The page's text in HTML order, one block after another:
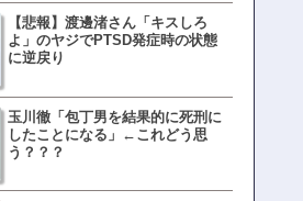
【悲報】渡邊渚さん「キスしろ
よ」のヤジでPTSD発症時の状態
に逆戻り
玉川徹「包丁男を結果的に死刑に
したことになる」←これどう思
う？？？
皇族確保策、天皇陛下の一
界ピリつくｗｗｗ
文春、沖縄問題の"触れては
ない話"を暴露してしまうｗ